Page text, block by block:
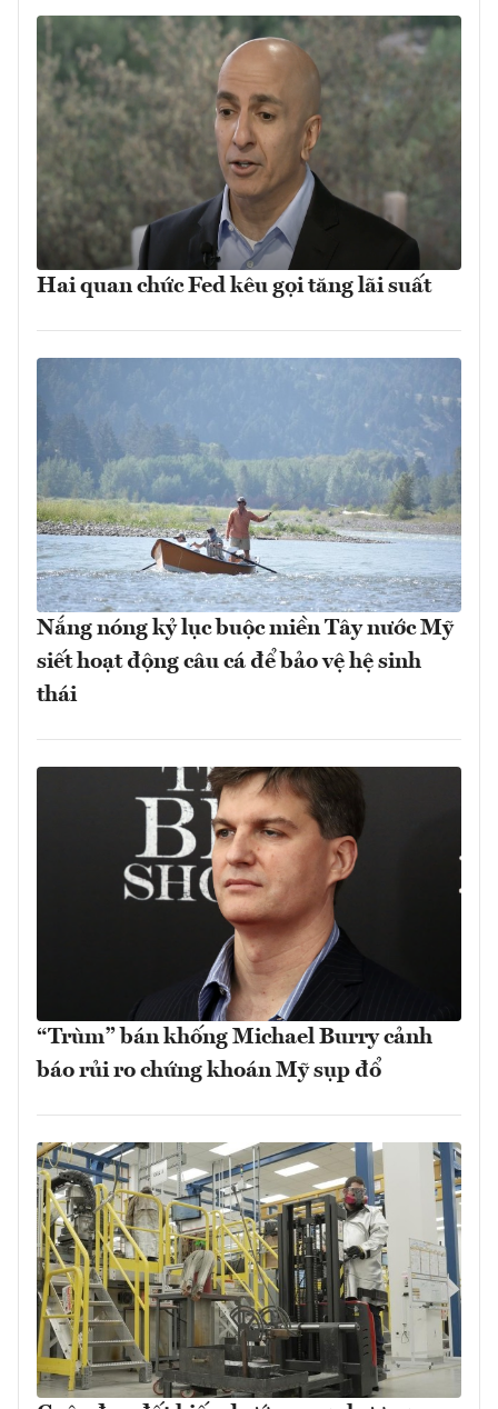
Hai quan chức Fed kêu gọi tăng lãi suất
Nắng nóng kỷ lục buộc miền Tây nước Mỹ
siết hoạt động câu cá để bảo vệ hệ sinh
thái
“Trùm” bán khống Michael Burry cảnh
báo rủi ro chứng khoán Mỹ sụp đổ